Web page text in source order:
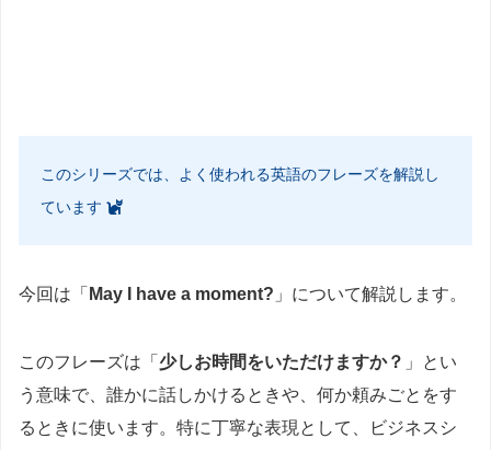
このシリーズでは、よく使われる英語のフレーズを解説し
ています
今回は「 May I have a moment? 」について解説します。
このフレーズは「 少しお時間をいただけますか？ 」とい
う意味で、誰かに話しかけるときや、何か頼みごとをす
るときに使います。特に丁寧な表現として、ビジネスシ